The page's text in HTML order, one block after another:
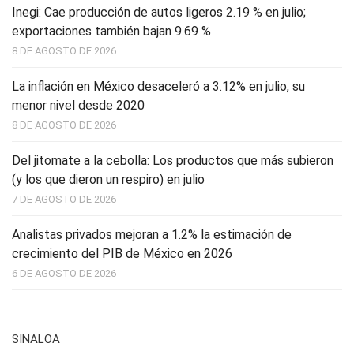
Inegi: Cae producción de autos ligeros 2.19 % en julio;
exportaciones también bajan 9.69 %
8 DE AGOSTO DE 2026
La inflación en México desaceleró a 3.12% en julio, su
menor nivel desde 2020
8 DE AGOSTO DE 2026
Del jitomate a la cebolla: Los productos que más subieron
(y los que dieron un respiro) en julio
7 DE AGOSTO DE 2026
Analistas privados mejoran a 1.2% la estimación de
crecimiento del PIB de México en 2026
6 DE AGOSTO DE 2026
SINALOA